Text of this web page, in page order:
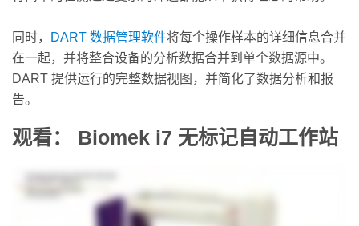
同时， DART 数据管理软件将每个操作样本的详细信息合并
在一起，并将整合设备的分析数据合并到单个数据源中。
DART 提供运行的完整数据视图，并简化了数据分析和报
告。
观看： Biomek i7 无标记自动工作站